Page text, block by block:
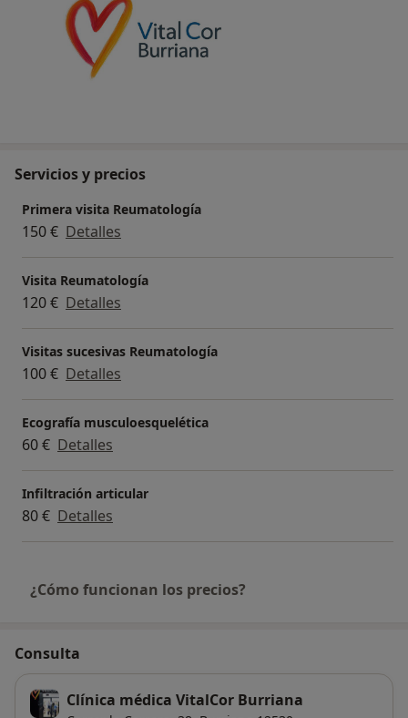
Servicios y precios
Primera visita Reumatología
150 € Detalles
Visita Reumatología
120 € Detalles
Visitas sucesivas Reumatología
100 € Detalles
Ecografía musculoesquelética
60 € Detalles
Infiltración articular
80 € Detalles
¿Cómo funcionan los precios?
Consulta
Clínica médica VitalCor Burriana